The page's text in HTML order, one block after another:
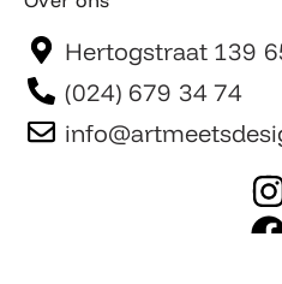
Hertogstraat 139
(024) 679 34 74
I